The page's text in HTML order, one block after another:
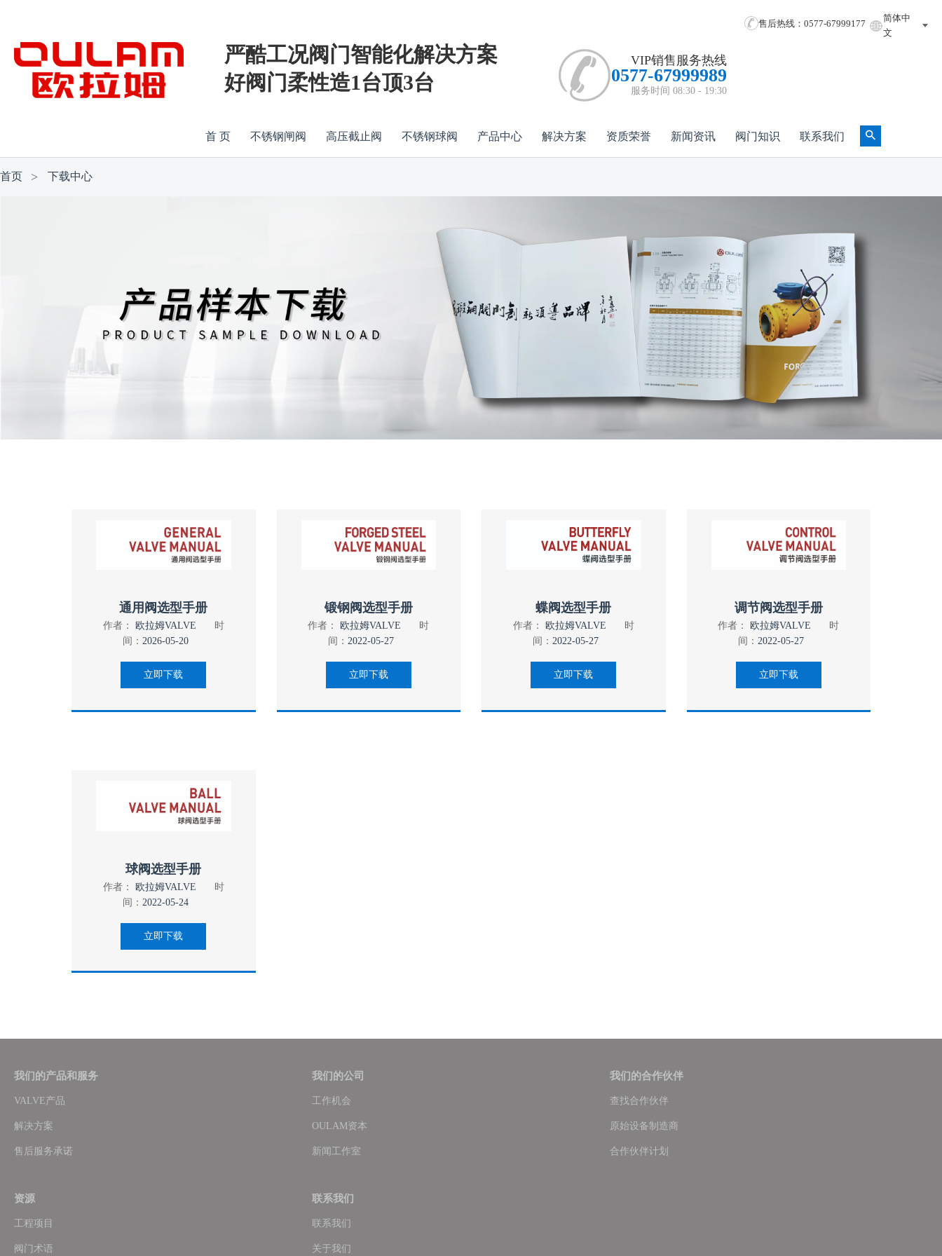
售后热线：0577-67999177
简体中
文
严酷工况阀门智能化解决方案
好阀门柔性造1台顶3台
VIP销售服务热线
0577-67999989
服务时间 08:30 - 19:30
首 页 不锈钢闸阀 高压截止阀 不锈钢球阀 产品中心 解决方案 资质荣誉 新闻资讯 阀门知识 联系我们
首页 下载中心
通用阀选型手册
作者： 欧拉姆VALVE
时
间：2026-05-20
立即下载
锻钢阀选型手册
作者： 欧拉姆VALVE
时
间： 2022-05-27
立即下载
蝶阀选型手册
作者： 欧拉姆VALVE
时
间：2022-05-27
立即下载
调节阀选型手册
作者： 欧拉姆VALVE
时
间： 2022-05-27
立即下载
球阀选型手册
作者： 欧拉姆VALVE
时
间： 2022-05-24
立即下载
我们的产品和服务
VALVE产品
解决方案
售后服务承诺
我们的公司
工作机会
OULAM资本
新闻工作室
我们的合作伙伴
查找合作伙伴
原始设备制造商
合作伙伴计划
资源
工程项目
阀门术语
联系我们
联系我们
关于我们